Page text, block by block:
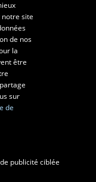
et de développement
site
de nos
la
être
sur
de
publicité ciblée